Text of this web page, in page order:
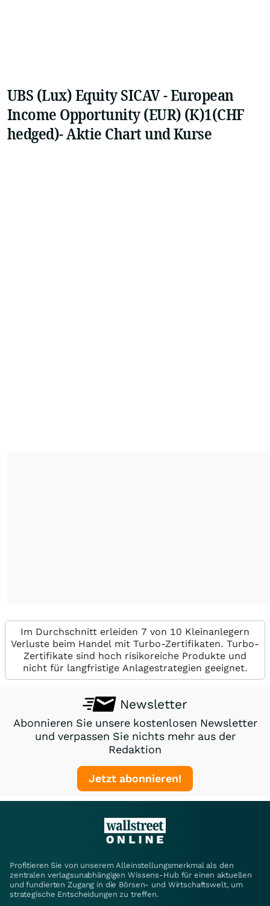
UBS (Lux) Equity SICAV - European
Income Opportunity (EUR) (K)1(CHF
hedged)- Aktie Chart und Kurse
Im Durchschnitt erleiden 7 von 10 Kleinanlegern
Verluste beim Handel mit Turbo-Zertifikaten. Turbo-
Zertifikate sind hoch risikoreiche Produkte und
nicht für langfristige Anlagestrategien geeignet.
Newsletter
Abonnieren Sie unsere kostenlosen Newsletter
und verpassen Sie nichts mehr aus der
Redaktion
Jetzt abonnieren!
Profitieren Sie von unserem Alleinstellungsmerkmal als den
zentralen verlagsunabhängigen Wissens-Hub für einen aktuellen
und fundierten Zugang in die Börsen- und Wirtschaftswelt, um
strategische Entscheidungen zu treffen.